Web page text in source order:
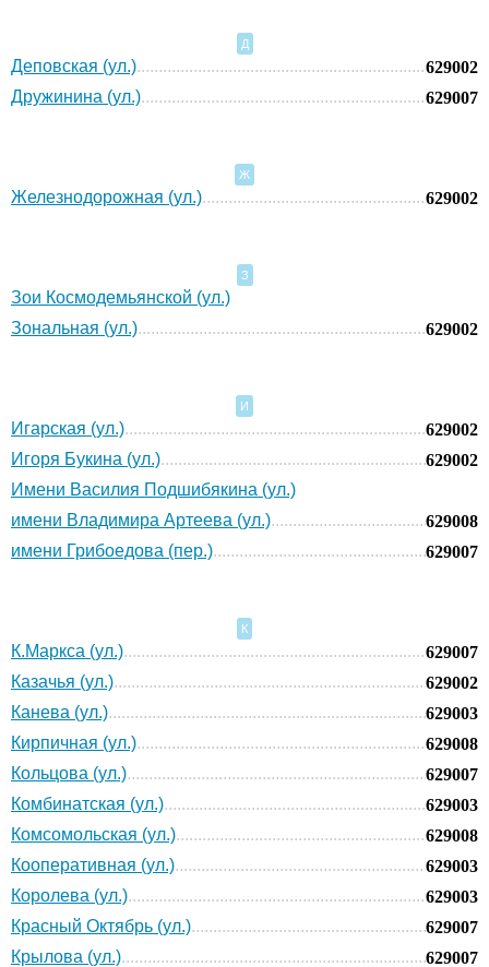
Д
Деповская (ул.)
629002
Дружинина (ул.)
629007
Ж
Железнодорожная (ул.) 629002
З
Зои Космодемьянской (ул.)
Зональная (ул.)
629002
И
Игарская (ул.)
629002
Игоря Букина (ул.)
629002
Имени Василия Подшибякина (ул.)
имени Владимира Артеева (ул.)
629008
имени Грибоедова (пер.)
629007
К
К.Маркса (ул.)
629007
Казачья (ул.)
629002
Канева (ул.)
629003
Кирпичная (ул.)
629008
Кольцова (ул.)
629007
Комбинатская (ул.)
629003
Комсомольская (ул.)
629008
Кооперативная (ул.)
629003
Королева (ул.)
629003
Красный Октябрь (ул.)
629007
Крылова (ул.)
629007